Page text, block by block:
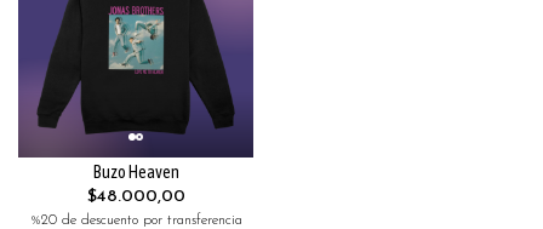
Buzo Heaven
$48.000,00
%20 de descuento por transferencia